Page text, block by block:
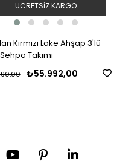
Belukha Brass Ahşap
Yuvarlak 2'li Orta Sehpa
₺63.992,00
₺79.990,00
ÜCRETSIZ KARGO